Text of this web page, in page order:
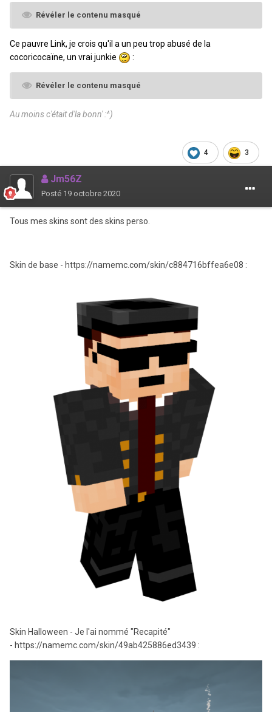
Révéler le contenu masqué
Ce pauvre Link, je crois qu'il a un peu trop abusé de la
cocoricocaïne, un vrai junkie
:
Révéler le contenu masqué
Au moins c'était d'la bonn' :^)
4 3
Jm56Z
Posté 19 octobre 2020
Tous mes skins sont des skins perso.
Skin de base - https://namemc.com/skin/c884716bffea6e08 :
Skin Halloween - Je l'ai nommé "Recapité"
- https://namemc.com/skin/49ab425886ed3439 :